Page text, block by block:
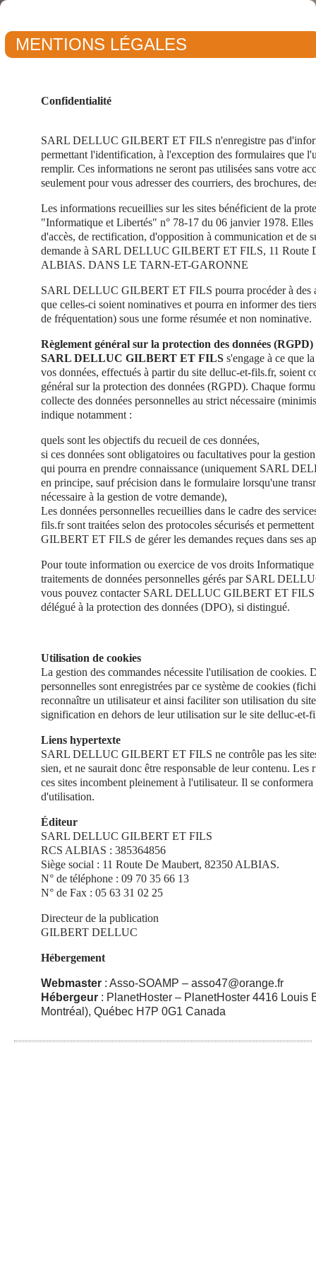
MENTIONS LÉGALES
Confidentialité
SARL DELLUC GILBERT ET FILS n'enregistre pas
permettant l'identification, à l'exception des formulaires que
remplir. Ces informations ne seront pas utilisées sans votre
seulement pour vous adresser des courriers, des brochures,
Les informations recueillies sur les sites bénéficient de la
"Informatique et Libertés" n° 78-17 du 06 janvier 1978.
d'accès, de rectification, d'opposition à communication et de
demande à SARL DELLUC GILBERT ET FILS, 11 Route
ALBIAS. DANS LE TARN-ET-GARONNE
SARL DELLUC GILBERT ET FILS pourra procéder à des
que celles-ci soient nominatives et pourra en informer des
de fréquentation) sous une forme résumée et non nominative.
Règlement général sur la protection des données (RGPD)
SARL DELLUC GILBERT ET FILS s'engage à ce que
vos données, effectués à partir du site delluc-et-fils.fr, soient
général sur la protection des données (RGPD). Chaque
collecte des données personnelles au strict nécessaire
indique notamment :
quels sont les objectifs du recueil de ces données,
si ces données sont obligatoires ou facultatives pour la
qui pourra en prendre connaissance (uniquement SARL
en principe, sauf précision dans le formulaire lorsqu'une
nécessaire à la gestion de votre demande),
Les données personnelles recueillies dans le cadre des
fils.fr sont traitées selon des protocoles sécurisés et
GILBERT ET FILS de gérer les demandes reçues dans ses
Pour toute information ou exercice de vos droits Informatique
traitements de données personnelles gérés par SARL
vous pouvez contacter SARL DELLUC GILBERT ET FILS
délégué à la protection des données (DPO), si distingué.
Utilisation de cookies
La gestion des commandes nécessite l'utilisation de cookies.
personnelles sont enregistrées par ce système de cookies
reconnaître un utilisateur et ainsi faciliter son utilisation du
signification en dehors de leur utilisation sur le site delluc-et-
Liens hypertexte
SARL DELLUC GILBERT ET FILS ne contrôle pas les
sien, et ne saurait donc être responsable de leur contenu. Les
ces sites incombent pleinement à l'utilisateur. Il se
d'utilisation.
Éditeur
SARL DELLUC GILBERT ET FILS
RCS ALBIAS : 385364856
Siège social : 11 Route De Maubert, 82350 ALBIAS.
N° de téléphone : 09 70 35 66 13
N° de Fax : 05 63 31 02 25
Directeur de la publication
GILBERT DELLUC
Hébergement
Webmaster : Asso-SOAMP – asso47@orange.fr
Hébergeur : PlanetHoster – PlanetHoster 4416 Louis
Montréal), Québec H7P 0G1 Canada